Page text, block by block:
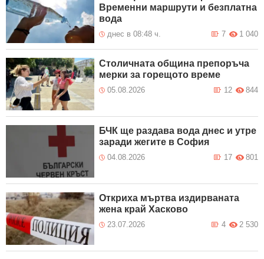
Временни маршрути и безплатна
вода
днес в 08:48 ч. 1 040
7
Столичната община препоръча
мерки за горещото време
05.08.2026 844
12
БЧК ще раздава вода днес и утре
заради жегите в София
04.08.2026 801
17
Откриха мъртва издирваната
жена край Хасково
23.07.2026 2 530
4